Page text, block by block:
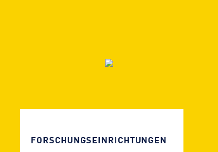
FORSCHUNGS­EINRICHTUNGEN